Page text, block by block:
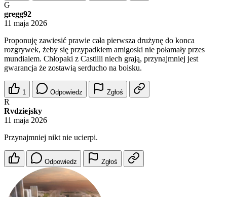
G
gregg92
11 maja 2026
Proponuję zawiesić prawie cała pierwsza drużynę do konca
rozgrywek, żeby się przypadkiem amigoski nie połamały przes
mundialem. Chłopaki z Castilli niech grają, przynajmniej jest
gwarancja że zostawią serducho na boisku.
1 Odpowiedz Zgłoś
R
Rvdziejsky
11 maja 2026
Przynajmniej nikt nie ucierpi.
Odpowiedz Zgłoś